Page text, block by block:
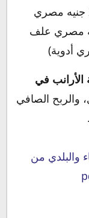
تكلفة الدورة الواحدة تشمل: 200 جنيه مصري
الأساسية، 500 جنيه مصري علف
الأرانب في
مصري، والربح الصافي
والبلدي من